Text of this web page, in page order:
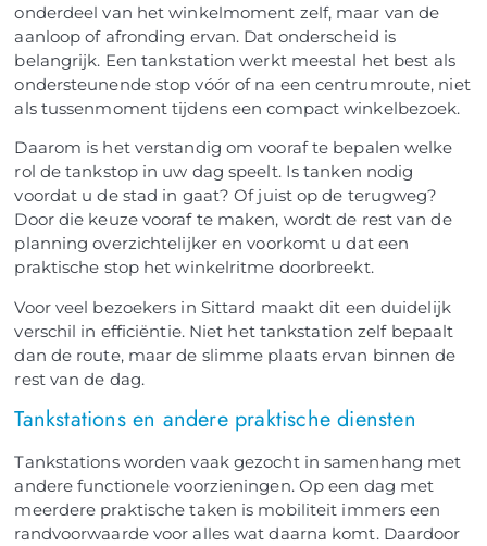
onderdeel van het winkelmoment zelf, maar van de
aanloop of afronding ervan. Dat onderscheid is
belangrijk. Een tankstation werkt meestal het best als
ondersteunende stop vóór of na een centrumroute, niet
als tussenmoment tijdens een compact winkelbezoek.
Daarom is het verstandig om vooraf te bepalen welke
rol de tankstop in uw dag speelt. Is tanken nodig
voordat u de stad in gaat? Of juist op de terugweg?
Door die keuze vooraf te maken, wordt de rest van de
planning overzichtelijker en voorkomt u dat een
praktische stop het winkelritme doorbreekt.
Voor veel bezoekers in Sittard maakt dit een duidelijk
verschil in efficiëntie. Niet het tankstation zelf bepaalt
dan de route, maar de slimme plaats ervan binnen de
rest van de dag.
Tankstations en andere praktische diensten
Tankstations worden vaak gezocht in samenhang met
andere functionele voorzieningen. Op een dag met
meerdere praktische taken is mobiliteit immers een
randvoorwaarde voor alles wat daarna komt. Daardoor